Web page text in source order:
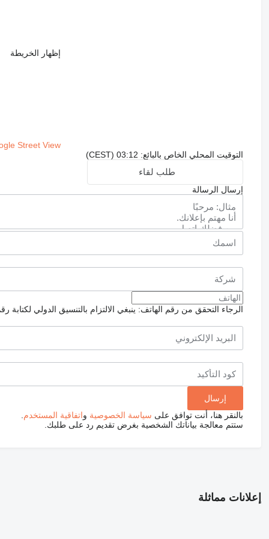
إظهار الخريطة
Street View
التوقيت المحلي الخاص بالبائع: 03:12 (CEST)
طلب لقاء
إرسال الرسالة
الرجاء التحقق من رقم الهاتف: ينبغي الالتزام بالتنسيق الدولي لكتابة
بالنقر هنا، أنت توافق على سياسة الخصوصية واتفاقية المستخدم
ستتم معالجة بياناتك الشخصية بغرض تقديم رد على طلبك.
إعلانات مماثلة